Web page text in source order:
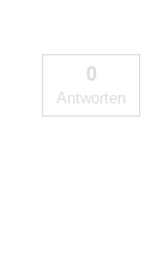
0
Antworten